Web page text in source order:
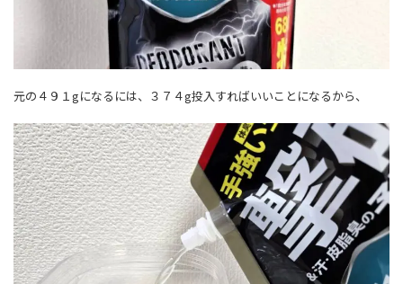
元の４９１gになるには、３７４g投入すればいいことになるから、